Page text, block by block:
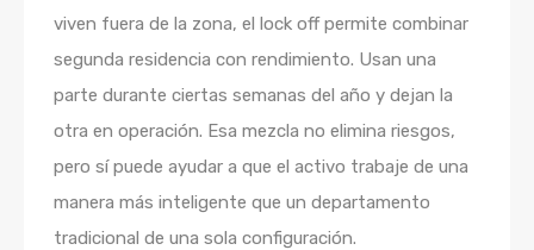
viven fuera de la zona, el lock off permite combinar
segunda residencia con rendimiento. Usan una
parte durante ciertas semanas del año y dejan la
otra en operación. Esa mezcla no elimina riesgos,
pero sí puede ayudar a que el activo trabaje de una
manera más inteligente que un departamento
tradicional de una sola configuración.